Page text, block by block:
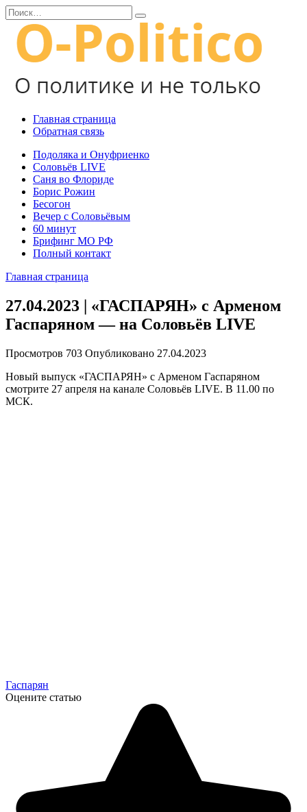
Перейти
к
содержанию
Search
for:
Главная страница
Обратная связь
Подоляка и Онуфриенко
Соловьёв LIVE
Саня во Флориде
Борис Рожин
Бесогон
Вечер с Соловьёвым
60 минут
Брифинг МО РФ
Полный контакт
Главная страница
27.04.2023 | «ГАСПАРЯН» с Арменом
Гаспаряном — на Соловьёв LIVE
Просмотров 703 Опубликовано 27.04.2023
Новый выпуск «ГАСПАРЯН» с Арменом Гаспаряном
смотрите 27 апреля на канале Соловьёв LIVE. В 11.00 по
МСК.
Гаспарян
Оцените статью